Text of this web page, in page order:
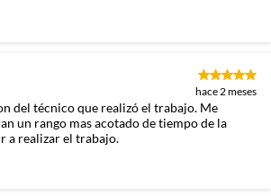
hace 2 meses
del técnico que realizó el trabajo. Me
un rango mas acotado de tiempo de la
a realizar el trabajo.